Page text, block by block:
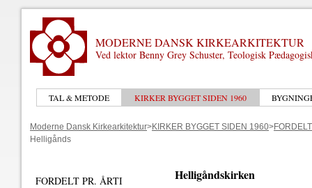
MODERNE DANSK KIRKEARKITEKTUR
Ved lektor Benny Grey Schuster, Teologisk
TAL & METODE KIRKER BYGGET SIDEN 1960
Moderne Dansk Kirkearkitektur>KIRKER BYGGET SIDEN 1960>
Helligånds
FORDELT PR. ÅRTI Helligåndskirken